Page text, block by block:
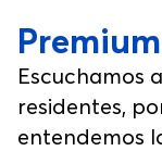
Escuchamos
residentes,
entendemos